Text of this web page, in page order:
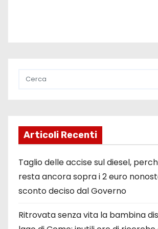
Articoli Recenti
Taglio delle accise sul diesel,
resta ancora sopra i 2 euro
sconto deciso dal Governo
Ritrovata senza vita la bambina